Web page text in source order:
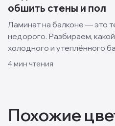
обшить стены и пол
Ламинат на балконе — это
недорого. Разбираем,
холодного и утеплённого
и пол своими руками и
4мин чтения
Похожие